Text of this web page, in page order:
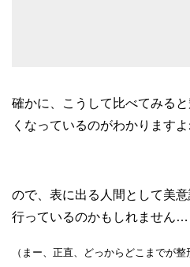
確かに、こうして比べてみる
くなっているのがわかりますよ
ので、表に出る人間として美
行っているのかもしれません…
（まー、正直、どっからどこまでが